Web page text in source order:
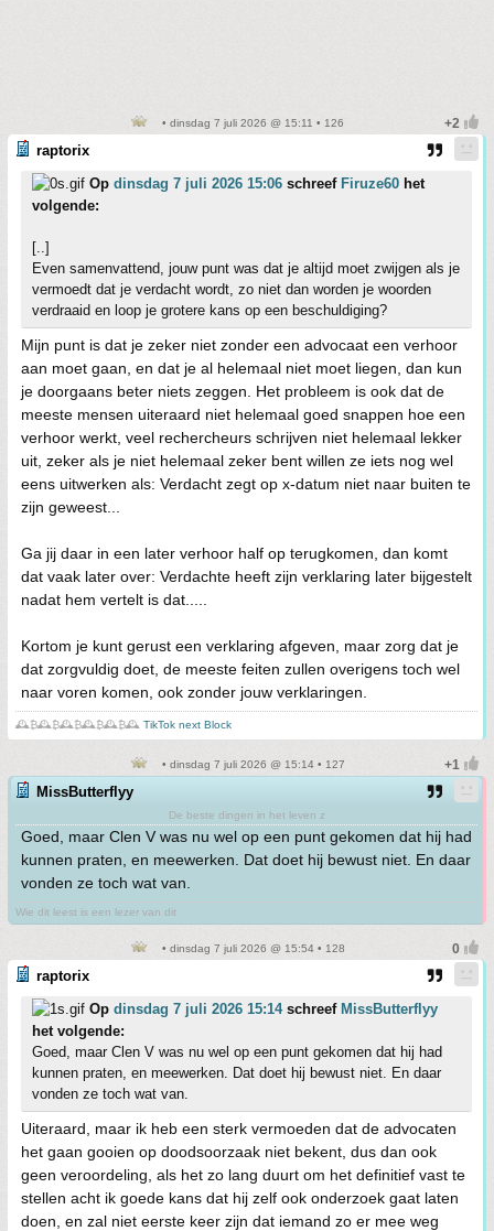
• dinsdag 7 juli 2026 @ 15:11 • 126
raptorix
Op dinsdag 7 juli 2026 15:06 schreef Firuze60 het
volgende:
[..]
Even samenvattend, jouw punt was dat je altijd moet zwijgen als je
vermoedt dat je verdacht wordt, zo niet dan worden je woorden
verdraaid en loop je grotere kans op een beschuldiging?
Mijn punt is dat je zeker niet zonder een advocaat een verhoor
aan moet gaan, en dat je al helemaal niet moet liegen, dan kun
je doorgaans beter niets zeggen. Het probleem is ook dat de
meeste mensen uiteraard niet helemaal goed snappen hoe een
verhoor werkt, veel rechercheurs schrijven niet helemaal lekker
uit, zeker als je niet helemaal zeker bent willen ze iets nog wel
eens uitwerken als: Verdacht zegt op x-datum niet naar buiten te
zijn geweest...
Ga jij daar in een later verhoor half op terugkomen, dan komt
dat vaak later over: Verdachte heeft zijn verklaring later bijgestelt
nadat hem vertelt is dat.....
Kortom je kunt gerust een verklaring afgeven, maar zorg dat je
dat zorgvuldig doet, de meeste feiten zullen overigens toch wel
naar voren komen, ook zonder jouw verklaringen.
🕰️₿🕰️₿🕰️₿🕰️₿🕰️₿🕰️ TikTok next Block
• dinsdag 7 juli 2026 @ 15:14 • 127
MissButterflyy
De beste dingen in het leven z
Goed, maar Clen V was nu wel op een punt gekomen dat hij had
kunnen praten, en meewerken. Dat doet hij bewust niet. En daar
vonden ze toch wat van.
Wie dit leest is een lezer van dit
• dinsdag 7 juli 2026 @ 15:54 • 128
raptorix
Op dinsdag 7 juli 2026 15:14schreef MissButterflyy
het volgende:
Goed, maar Clen V was nu wel op een punt gekomen dat hij had
kunnen praten, en meewerken. Dat doet hij bewust niet. En daar
vonden ze toch wat van.
Uiteraard, maar ik heb een sterk vermoeden dat de advocaten
het gaan gooien op doodsoorzaak niet bekent, dus dan ook
geen veroordeling, als het zo lang duurt om het definitief vast te
stellen acht ik goede kans dat hij zelf ook onderzoek gaat laten
doen, en zal niet eerste keer zijn dat iemand zo er mee weg